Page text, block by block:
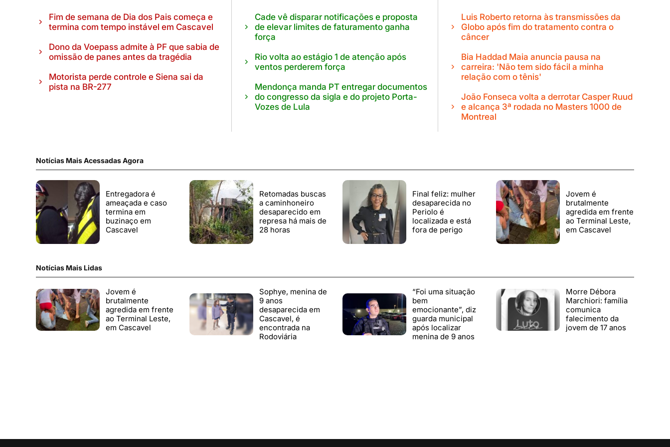
Fim de semana de Dia dos Pais começa e
termina com tempo instável em Cascavel
Dono da Voepass admite à PF que sabia de
omissão de panes antes da tragédia
Motorista perde controle e Siena sai da
pista na BR-277
Cade vê disparar notificações e proposta
de elevar limites de faturamento ganha
força
Rio volta ao estágio 1 de atenção após
ventos perderem força
Mendonça manda PT entregar documentos
do congresso da sigla e do projeto Porta-
Vozes de Lula
Luis Roberto retorna às transmissões da
Globo após fim do tratamento contra o
câncer
Bia Haddad Maia anuncia pausa na
carreira: 'Não tem sido fácil a minha
relação com o tênis'
João Fonseca volta a derrotar Casper Ruud
e alcança 3ª rodada no Masters 1000 de
Montreal
Notícias Mais Acessadas Agora
Entregadora é
ameaçada e caso
termina em
buzinaço em
Cascavel
Retomadas buscas
a caminhoneiro
desaparecido em
represa há mais de
28 horas
Final feliz: mulher
desaparecida no
Periolo é
localizada e está
fora de perigo
Jovem é
brutalmente
agredida em frente
ao Terminal Leste,
em Cascavel
Notícias Mais Lidas
Jovem é
brutalmente
agredida em frente
ao Terminal Leste,
em Cascavel
Sophye, menina de
9 anos
desaparecida em
Cascavel, é
encontrada na
Rodoviária
“Foi uma situação
bem
emocionante”, diz
guarda municipal
após localizar
menina de 9 anos
Morre Débora
Marchiori: família
comunica
falecimento da
jovem de 17 anos